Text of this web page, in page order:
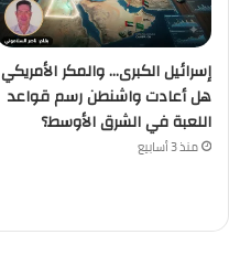
إسرائيل الكبرى… والمكر الأمريكي
هل أعادت واشنطن رسم قواعد
اللعبة في الشرق الأوسط؟
منذ 3 أسابيع